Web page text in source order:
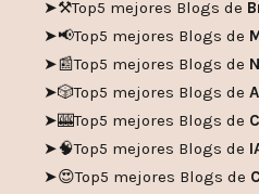
➤⚒️Top5 mejores Blogs de
➤📢Top5 mejores Blogs de
➤📰Top5 mejores Blogs de
➤🎲Top5 mejores Blogs de
➤🎰Top5 mejores Blogs de
➤🧠Top5 mejores Blogs de
➤😍Top5 mejores Blogs de